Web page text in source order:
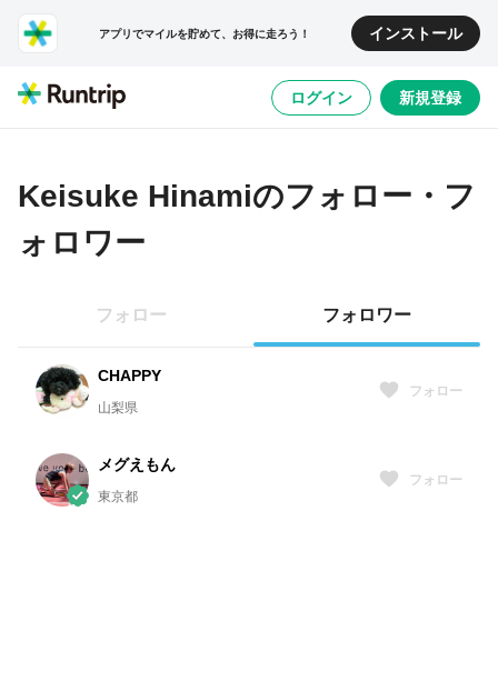
アプリでマイルを貯めて、お得に走ろう！ インストール
ログイン 新規登録
Keisuke Hinamiのフォロー・フ
ォロワー
フォロー フォロワー
CHAPPY
山梨県
フォロー
メグえもん
東京都
フォロー